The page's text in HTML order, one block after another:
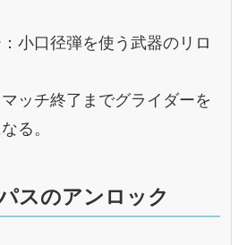
⼩⼝径弾を使う武器のリロ
ッチ終了までグライダーを
る。
スのアンロック